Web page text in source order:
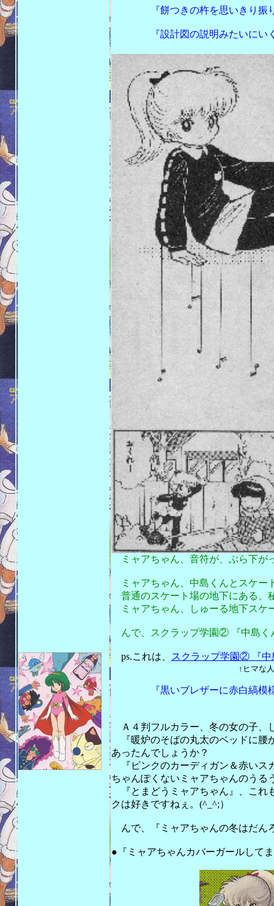
『餅つきの杵を思いきり振り
『設計図の説明みたいにいく
ミャアちゃん、音符が、ぶら下が
ミャアちゃん、中島くんとスケー
普通のスケート場の地下にある、
ミャアちゃん、しゅーる地下スケ
んで、スクラップ学園② 『中島く
ps.これは、 スクラップ学園② 『
↑ヒマな人はクリック
『黒いブレザーに赤白縞模様
Ａ４判フルカラー、冬の女の子、
『暖炉のそばの丸太のベッドに腰
あったんでしょうか？
『ピンクのカーディガン＆赤いス
ちゃんぽくないミャアちゃんのうる
『とまどうミャアちゃん』、これ
クは好きですねぇ。(^_^;）
んで、『ミャアちゃんの冬はだん
●『ミャアちゃんカバーガールして